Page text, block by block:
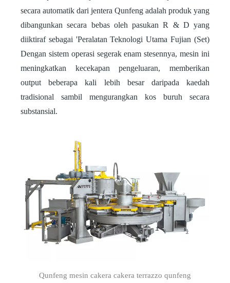
secara automatik dari jentera Qunfeng adalah produk yang
dibangunkan secara bebas oleh pasukan R & D yang
diiktiraf sebagai 'Peralatan Teknologi Utama Fujian (Set)
Dengan sistem operasi segerak enam stesennya, mesin ini
meningkatkan kecekapan pengeluaran, memberikan
output beberapa kali lebih besar daripada kaedah
tradisional sambil mengurangkan kos buruh secara
substansial.
Qunfeng mesin cakera cakera terrazzo qunfeng